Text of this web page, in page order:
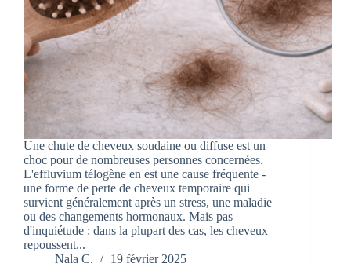
Une chute de cheveux soudaine ou diffuse est un
choc pour de nombreuses personnes concernées.
L'effluvium télogène en est une cause fréquente -
une forme de perte de cheveux temporaire qui
survient généralement après un stress, une maladie
ou des changements hormonaux. Mais pas
d'inquiétude : dans la plupart des cas, les cheveux
repoussent...
Nala C.
19 février 2025